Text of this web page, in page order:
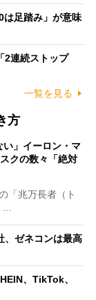
は足踏み」が意味
2連続ストップ
一覧を見る
方
い」イーロン・マ
クの数々「絶対
「兆万長者（ト
、ゼネコンは最高
、TikTok、